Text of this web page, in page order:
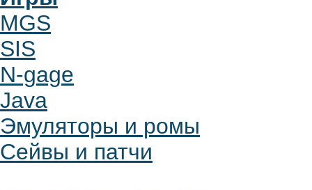
MGS
SIS
N-gage
Java
Эмуляторы и ромы
Сейвы и патчи